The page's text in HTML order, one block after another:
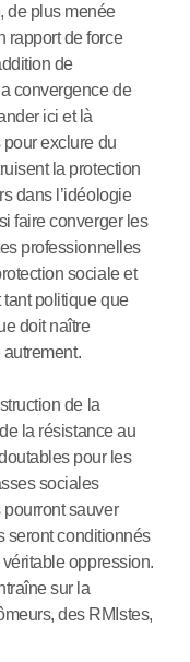
de plus menée
rapport de force
de
convergence de
ici et là
pour exclure du
la protection
dans l’idéologie
faire converger les
professionnelles
sociale et
politique que
doit naître
autrement.
de la
la résistance au
pour les
sociales
pourront sauver
seront conditionnés
oppression.
sur la
des RMIstes,